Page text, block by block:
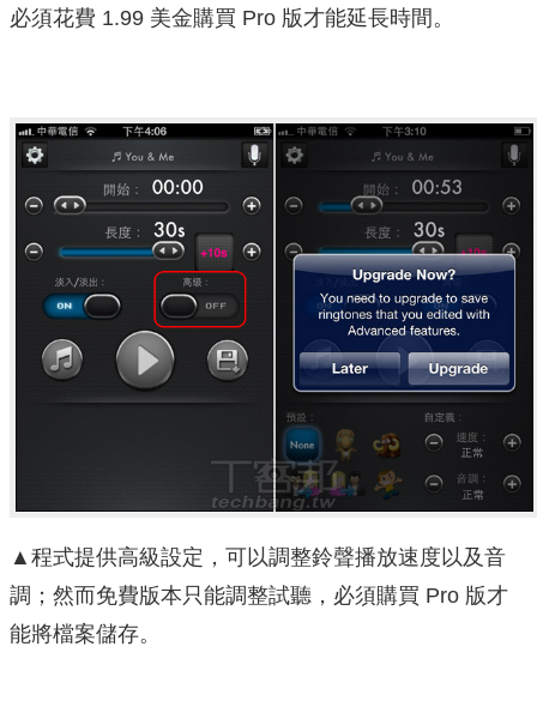
必須花費 1.99 美金購買 Pro 版才能延長時間。
▲程式提供高級設定，可以調整鈴聲播放速度以及音
調；然而免費版本只能調整試聽，必須購買 Pro 版才
能將檔案儲存。